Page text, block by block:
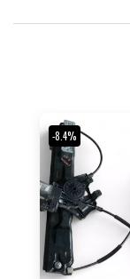
-8.4%